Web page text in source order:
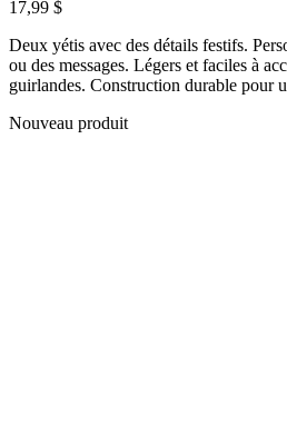
17,99 $
Deux yétis avec des détails festifs.
ou des messages. Légers et faciles à
guirlandes. Construction durable pour
Nouveau produit